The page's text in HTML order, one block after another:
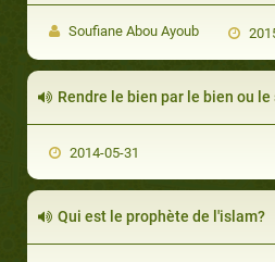
Soufiane Abou Ayoub
Rendre le bien par le bien ou le
2014-05-31
Qui est le prophète de l'islam?